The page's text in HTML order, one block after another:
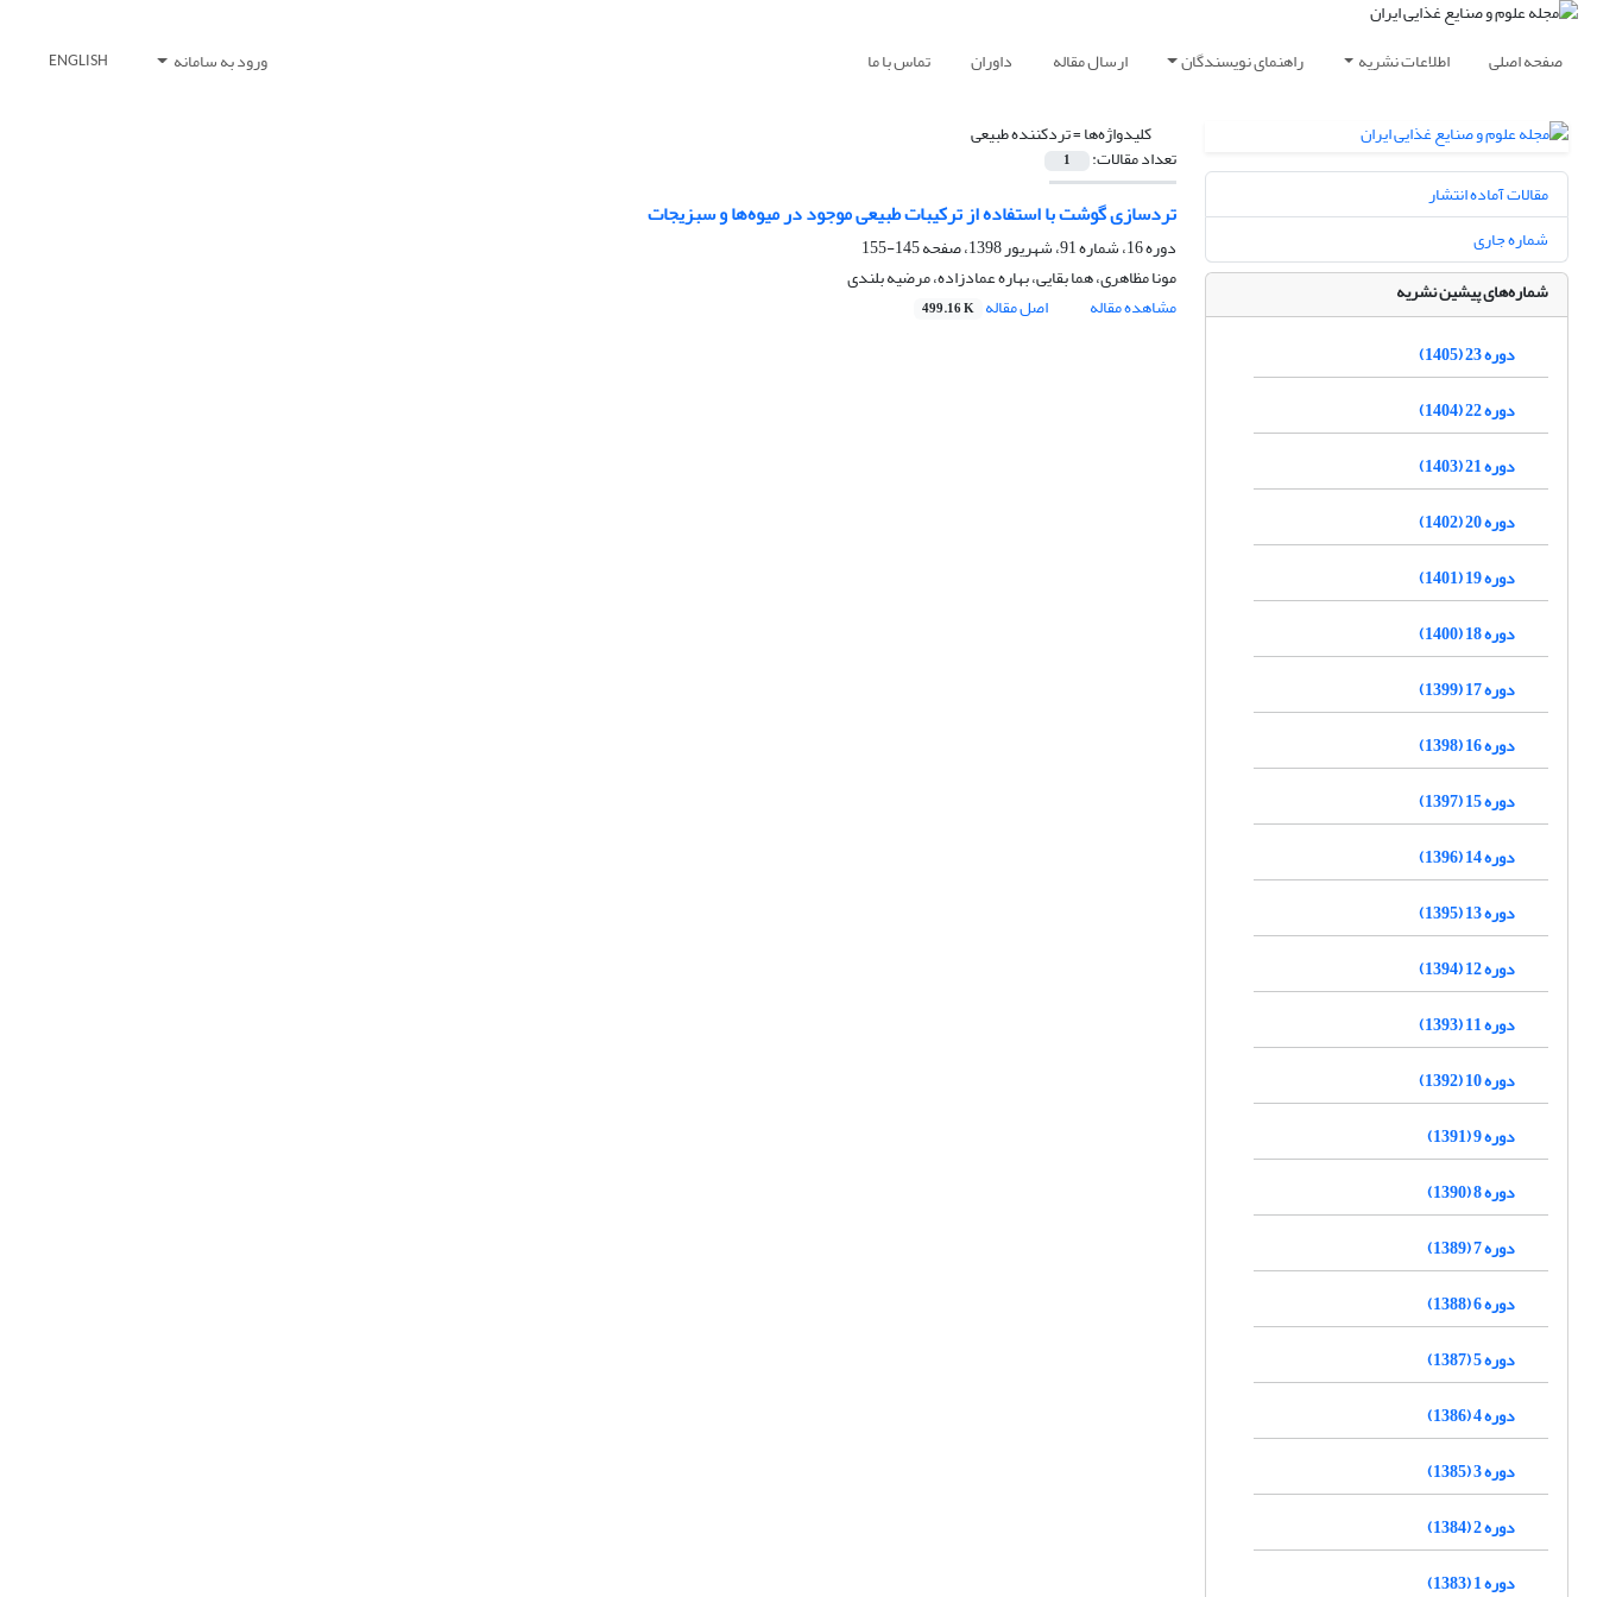
صفحه اصلی اطلاعات نشریه راهنمای نویسندگان ارسال مقاله داوران تماس با ما ورود به سامانه ENGLISH
کلیدواژه‌ها =تردکننده‌ طبیعی
تعداد مقالات: 1
تردسازی گوشت با استفاده از ترکیبات طبیعی موجود در میوه‌ها و سبزیجات
دوره 16، شماره 91، شهریور 1398، صفحه
145-155
مونا مظاهری، هما بقایی، بهاره عمادزاده، مرضیه بلندی
مشاهده مقاله
اصل مقاله 499.16 K
مقالات آماده انتشار
شماره جاری
شماره‌های پیشین نشریه
دوره 23 (1405)
دوره 22 (1404)
دوره 21 (1403)
دوره 20 (1402)
دوره 19 (1401)
دوره 18 (1400)
دوره 17 (1399)
دوره 16 (1398)
دوره 15 (1397)
دوره 14 (1396)
دوره 13 (1395)
دوره 12 (1394)
دوره 11 (1393)
دوره 10 (1392)
دوره 9 (1391)
دوره 8 (1390)
دوره 7 (1389)
دوره 6 (1388)
دوره 5 (1387)
دوره 4 (1386)
دوره 3 (1385)
دوره 2 (1384)
دوره 1 (1383)